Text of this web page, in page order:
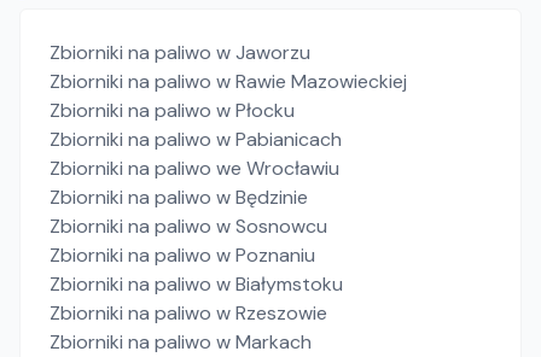
Zbiorniki na paliwo w Jaworzu
Zbiorniki na paliwo w Rawie Mazowieckiej
Zbiorniki na paliwo w Płocku
Zbiorniki na paliwo w Pabianicach
Zbiorniki na paliwo we Wrocławiu
Zbiorniki na paliwo w Będzinie
Zbiorniki na paliwo w Sosnowcu
Zbiorniki na paliwo w Poznaniu
Zbiorniki na paliwo w Białymstoku
Zbiorniki na paliwo w Rzeszowie
Zbiorniki na paliwo w Markach